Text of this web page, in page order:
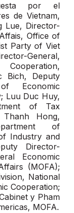
por el
de Vietnam,
Lue, Director-
Office of
Party of Viet
General,
Bich, Deputy
Economic
Luu Duc Huy,
of Tax
Hong,
of
Industry and
Director-
Economic
(MOFA);
National
Cooperation;
y Pham
MOFA.